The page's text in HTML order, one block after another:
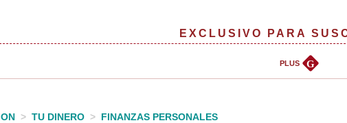
EXCLUSIVO PARA
PLUS G
> TU DINERO > FINANZAS PERSONALES